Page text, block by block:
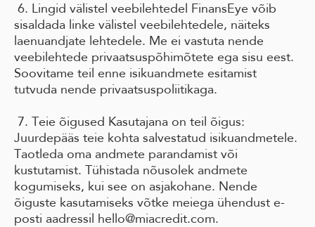
6. Lingid välistel veebilehtedel FinansEye võib
sisaldada linke välistel veebilehtedele, näiteks
laenuandjate lehtedele. Me ei vastuta nende
veebilehtede privaatsuspõhimõtete ega sisu eest.
Soovitame teil enne isikuandmete esitamist
tutvuda nende privaatsuspoliitikaga.
7. Teie õigused Kasutajana on teil õigus:
Juurdepääs teie kohta salvestatud isikuandmetele.
Taotleda oma andmete parandamist või
kustutamist. Tühistada nõusolek andmete
kogumiseks, kui see on asjakohane. Nende
õiguste kasutamiseks võtke meiega ühendust e-
posti aadressil hello@miacredit.com.